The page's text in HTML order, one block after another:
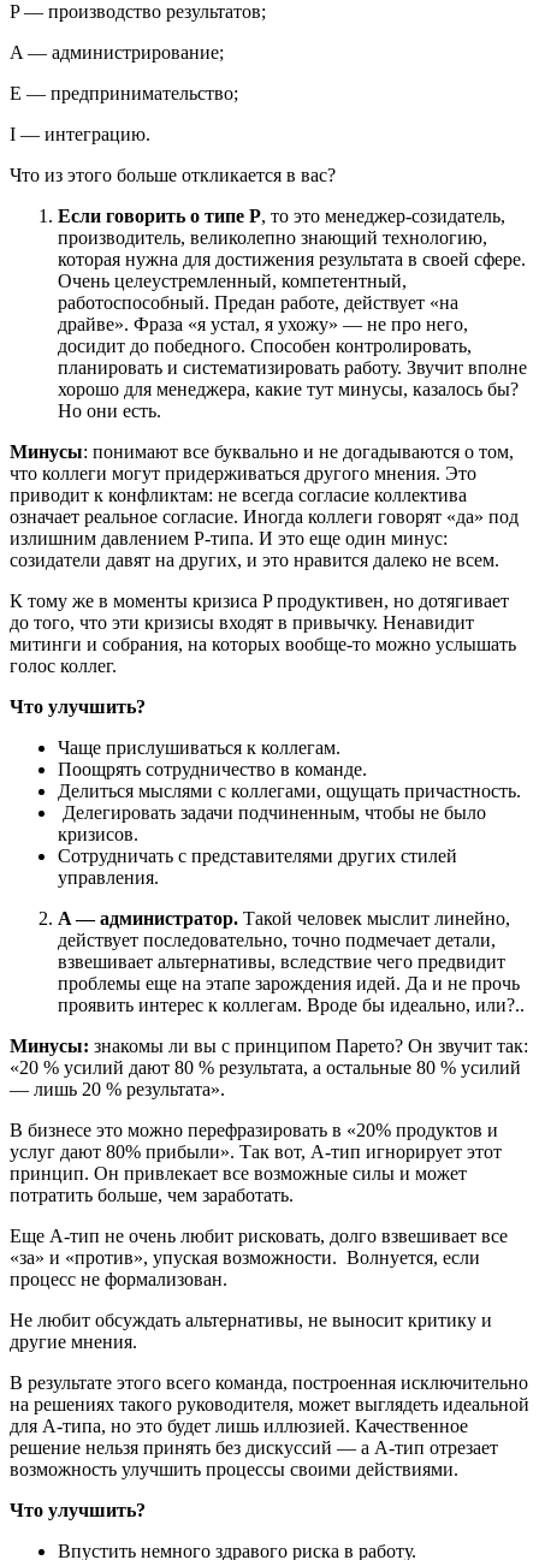
P — производство результатов;
A — администрирование;
E — предпринимательство;
I — интеграцию.
Что из этого больше откликается в вас?
Если говорить о типе P, то это менеджер-созидатель,
производитель, великолепно знающий технологию,
которая нужна для достижения результата в своей сфере.
Очень целеустремленный, компетентный,
работоспособный. Предан работе, действует «на
драйве». Фраза «я устал, я ухожу» — не про него,
досидит до победного. Способен контролировать,
планировать и систематизировать работу. Звучит вполне
хорошо для менеджера, какие тут минусы, казалось бы?
Но они есть.
Минусы: понимают все буквально и не догадываются о том,
что коллеги могут придерживаться другого мнения. Это
приводит к конфликтам: не всегда согласие коллектива
означает реальное согласие. Иногда коллеги говорят «да» под
излишним давлением Р-типа. И это еще один минус:
созидатели давят на других, и это нравится далеко не всем.
К тому же в моменты кризиса P продуктивен, но дотягивает
до того, что эти кризисы входят в привычку. Ненавидит
митинги и собрания, на которых вообще-то можно услышать
голос коллег.
Что улучшить?
Чаще прислушиваться к коллегам.
Поощрять сотрудничество в команде.
Делиться мыслями с коллегами, ощущать причастность.
Делегировать задачи подчиненным, чтобы не было
кризисов.
Сотрудничать с представителями других стилей
управления.
A — администратор. Такой человек мыслит линейно,
действует последовательно, точно подмечает детали,
взвешивает альтернативы, вследствие чего предвидит
проблемы еще на этапе зарождения идей. Да и не прочь
проявить интерес к коллегам. Вроде бы идеально, или?..
Минусы: знакомы ли вы с принципом Парето? Он звучит так:
«20 % усилий дают 80 % результата, а остальные 80 % усилий
— лишь 20 % результата».
В бизнесе это можно перефразировать в «20% продуктов и
услуг дают 80% прибыли». Так вот, А-тип игнорирует этот
принцип. Он привлекает все возможные силы и может
потратить больше, чем заработать.
Еще А-тип не очень любит рисковать, долго взвешивает все
«за» и «против», упуская возможности. Волнуется, если
процесс не формализован.
Не любит обсуждать альтернативы, не выносит критику и
другие мнения.
В результате этого всего команда, построенная исключительно
на решениях такого руководителя, может выглядеть идеальной
для А-типа, но это будет лишь иллюзией. Качественное
решение нельзя принять без дискуссий — а А-тип отрезает
возможность улучшить процессы своими действиями.
Что улучшить?
Впустить немного здравого риска в работу.